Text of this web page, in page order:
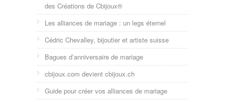
des Créations de Cbijoux®
Les alliances de mariage : un legs éternel
Cédric Chevalley, bijoutier et artiste suisse
Bagues d’anniversaire de mariage
cbijoux.com devient cbijoux.ch
Guide pour créer vos alliances de mariage